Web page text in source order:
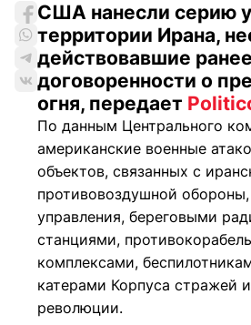
США нанесли серию
территории Ирана,
действовавшие ранее
договоренности о
огня, передает
По данным Центрального
американские военные
объектов, связанных с
противовоздушной
управления, береговыми
станциями,
комплексами,
катерами Корпуса стражей
революции.